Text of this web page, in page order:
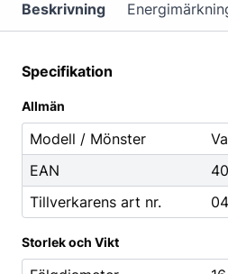
Nipplar
Stålborstar
Städ, Hygien & Kontor
Avfallshantering
Papper
Beskrivning
Specifikation
Allmän
Modell / Mönster
EAN
Tillverkarens art nr.
Storlek och Vikt